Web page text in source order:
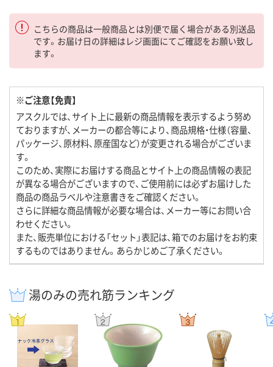
こちらの商品は一般商品とは別便で届く場合がある別送品
です。お届け日の詳細はレジ画面にてご確認をお願い致し
ます。
※ご注意【免責】
アスクルでは、サイト上に最新の商品情報を表示するよう努め
ておりますが、メーカーの都合等により、商品規格・仕様（容量、
パッケージ、原材料、原産国など）が変更される場合がございま
す。
このため、実際にお届けする商品とサイト上の商品情報の表記
が異なる場合がございますので、ご使用前には必ずお届けした
商品の商品ラベルや注意書きをご確認ください。
さらに詳細な商品情報が必要な場合は、メーカー等にお問い合
わせください。
また、販売単位における「セット」表記は、箱でのお届けをお約束
するものではありません。あらかじめご了承ください。
湯のみの売れ筋ランキング